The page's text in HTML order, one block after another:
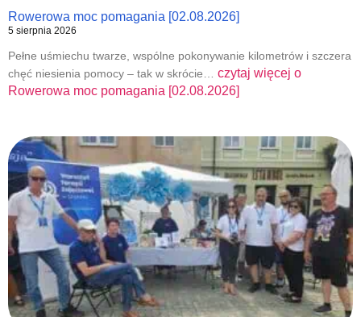
Rowerowa moc pomagania [02.08.2026]
5 sierpnia 2026
Pełne uśmiechu twarze, wspólne pokonywanie kilometrów i szczera
chęć niesienia pomocy – tak w skrócie… czytaj więcej o
Rowerowa moc pomagania [02.08.2026]